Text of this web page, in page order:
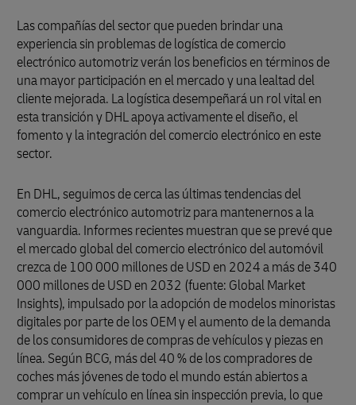
Las compañías del sector que pueden brindar una
experiencia sin problemas de logística de comercio
electrónico automotriz verán los beneficios en términos de
una mayor participación en el mercado y una lealtad del
cliente mejorada. La logística desempeñará un rol vital en
esta transición y DHL apoya activamente el diseño, el
fomento y la integración del comercio electrónico en este
sector.
En DHL, seguimos de cerca las últimas tendencias del
comercio electrónico automotriz para mantenernos a la
vanguardia. Informes recientes muestran que se prevé que
el mercado global del comercio electrónico del automóvil
crezca de 100 000 millones de USD en 2024 a más de 340
000 millones de USD en 2032 (fuente: Global Market
Insights), impulsado por la adopción de modelos minoristas
digitales por parte de los OEM y el aumento de la demanda
de los consumidores de compras de vehículos y piezas en
línea. Según BCG, más del 40 % de los compradores de
coches más jóvenes de todo el mundo están abiertos a
comprar un vehículo en línea sin inspección previa, lo que